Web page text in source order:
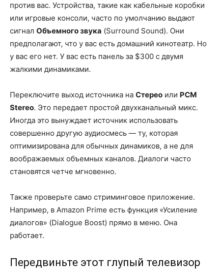
против вас. Устройства, такие как кабельные коробки
или игровые консоли, часто по умолчанию выдают
сигнал Объемного звука (Surround Sound). Они
предполагают, что у вас есть домашний кинотеатр. Но
у вас его нет. У вас есть панель за $300 с двумя
жалкими динамиками.
Переключите выход источника на Стерео или PCM
Stereo. Это передает простой двухканальный микс.
Иногда это вынуждает источник использовать
совершенно другую аудиосмесь — ту, которая
оптимизирована для обычных динамиков, а не для
воображаемых объемных каналов. Диалоги часто
становятся четче мгновенно.
Также проверьте само стриминговое приложение.
Например, в Amazon Prime есть функция «Усиление
диалогов» (Dialogue Boost) прямо в меню. Она
работает.
Передвиньте этот глупый телевизор